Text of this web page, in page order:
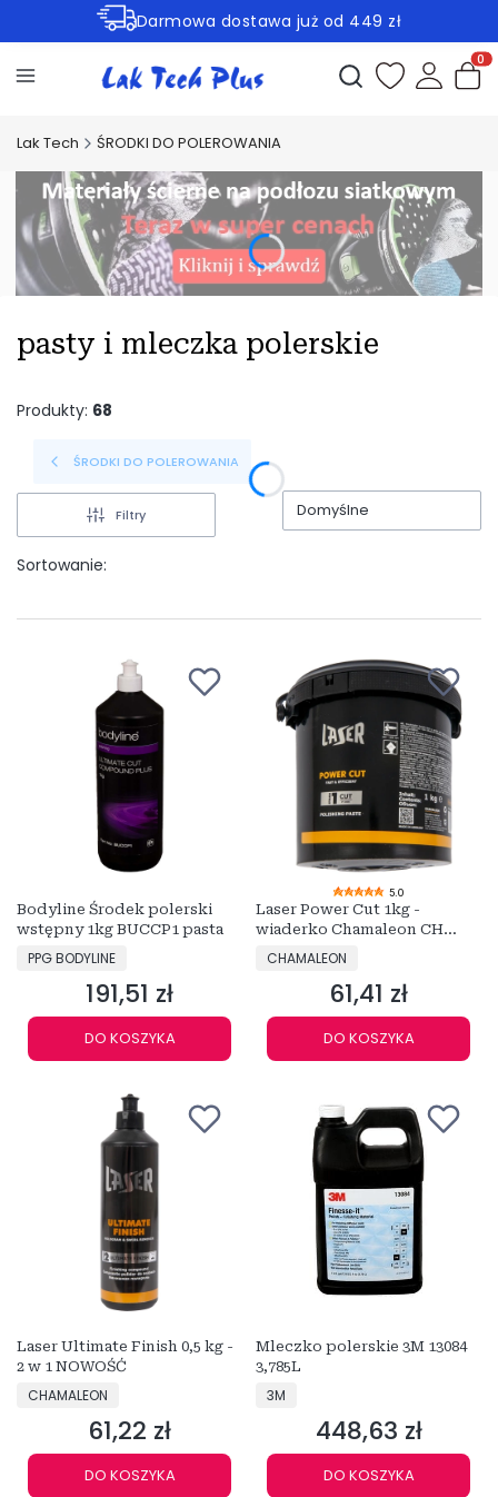
Darmowa dostawa już od 449 zł
Rabaty -30% na wybrane produkty
Otwórz
Lak Tech ŚRODKI DO POLEROWANIA
pasty i mleczka polerskie
Produkty: 68
ŚRODKI DO POLEROWANIA
Filtry
Sortowanie:
Domyślne
Bodyline Środek polerski
wstępny 1kg BUCCP1 pasta
PRODUCENT
PPG BODYLINE
Cena
191,51 zł
DO KOSZYKA
5.0
Laser Power Cut 1kg -
wiaderko Chamaleon CH
PRODUCENT
CHAMALEON
Cena
61,41 zł
DO KOSZYKA
Laser Ultimate Finish 0,5 kg -
2 w 1 NOWOŚĆ
PRODUCENT
CHAMALEON
Cena
61,22 zł
DO KOSZYKA
Mleczko polerskie 3M 13084
3,785L
PRODUCENT
3M
Cena
448,63 zł
DO KOSZYKA